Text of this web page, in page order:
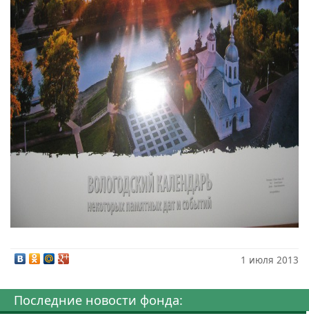
1 июля 2013
Последние новости фонда: